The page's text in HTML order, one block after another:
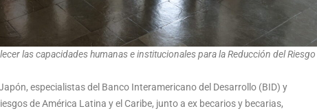
las capacidades humanas e institucionales para la Reducción del Riesgo
especialistas del Banco Interamericano del Desarrollo (BID) y
de América Latina y el Caribe, junto a ex becarios y becarias,